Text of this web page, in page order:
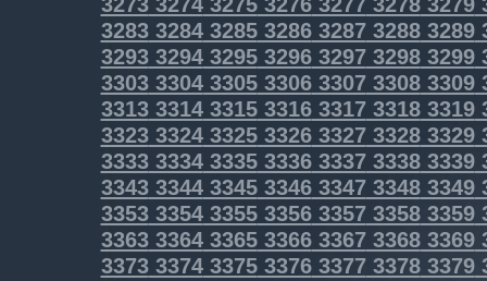
3283328432853286328732883289
3293329432953296329732983299
3303330433053306330733083309
3313331433153316331733183319
3323332433253326332733283329
3333333433353336333733383339
3343334433453346334733483349
3353335433553356335733583359
3363336433653366336733683369
3373337433753376337733783379